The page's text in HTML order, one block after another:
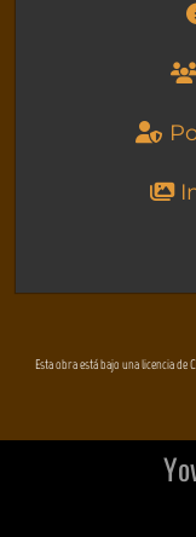
Esta obra está bajo una licencia